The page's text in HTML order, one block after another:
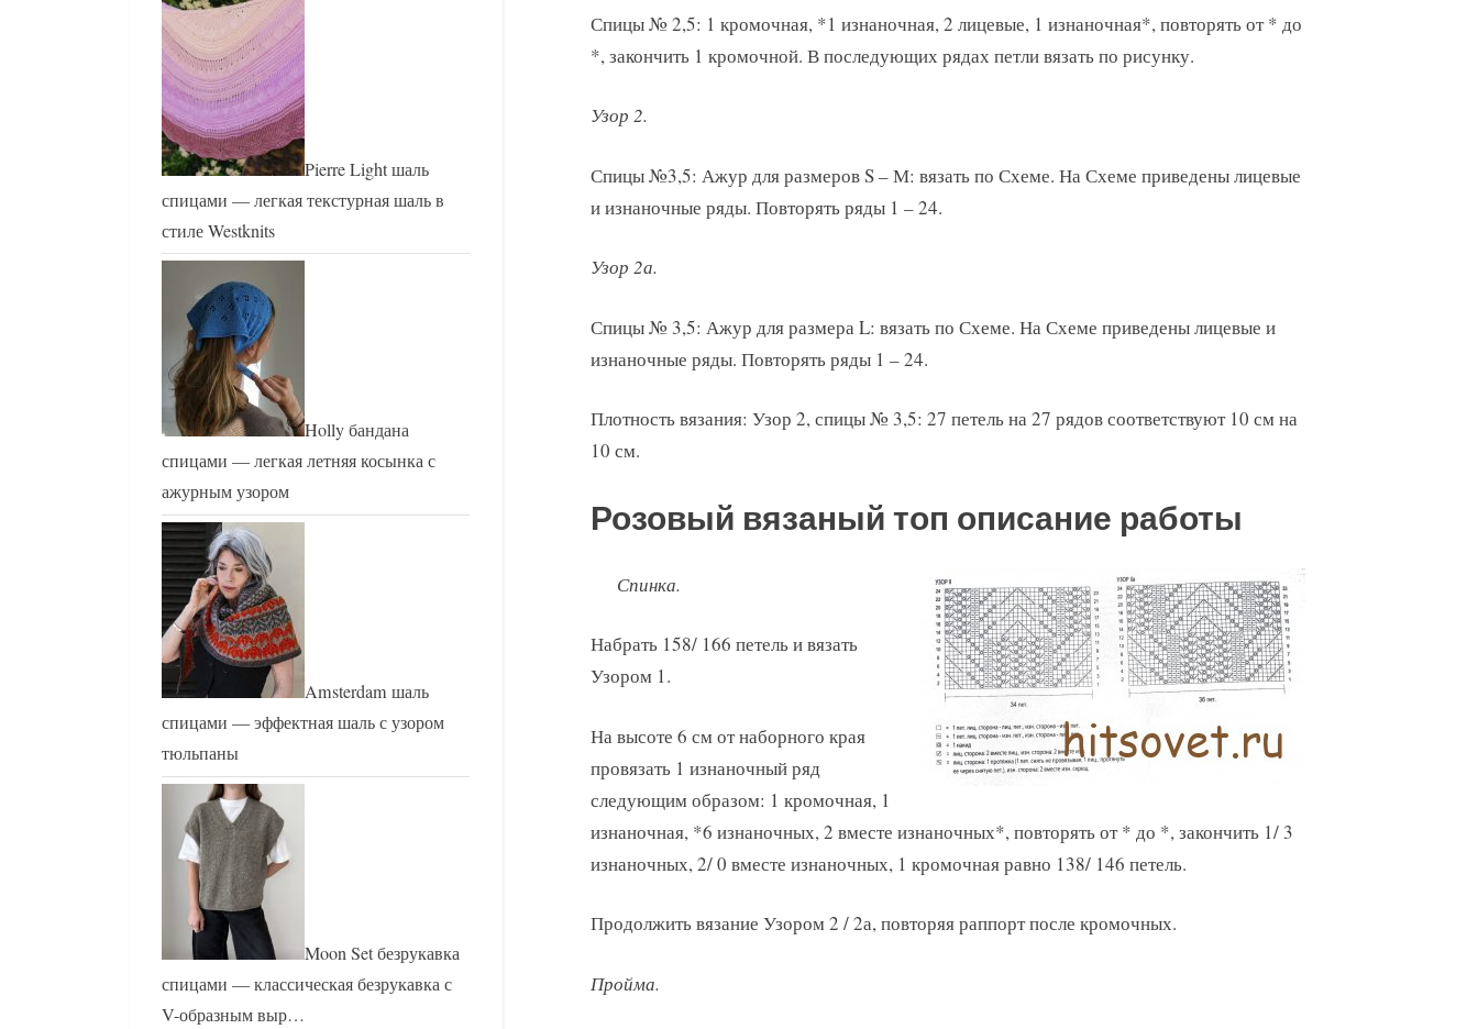
Спицы № 2,5: 1 кромочная, *1 изнаночная, 2 лицевые, 1 изнаночная*, повторять от * до
*, закончить 1 кромочной. В последующих рядах петли вязать по рисунку.
Узор 2.
Спицы №3,5: Ажур для размеров S – М: вязать по Схеме. На Схеме приведены лицевые
и изнаночные ряды. Повторять ряды 1 – 24.
Узор 2а.
Спицы № 3,5: Ажур для размера L: вязать по Схеме. На Схеме приведены лицевые и
изнаночные ряды. Повторять ряды 1 – 24.
Плотность вязания: Узор 2, спицы № 3,5: 27 петель на 27 рядов соответствуют 10 см на
10 см.
Розовый вязаный топ описание работы
Спинка.
Набрать 158/ 166 петель и вязать
Узором 1.
На высоте 6 см от наборного края
провязать 1 изнаночный ряд
следующим образом: 1 кромочная, 1
изнаночная, *6 изнаночных, 2 вместе изнаночных*, повторять от * до *, закончить 1/ 3
изнаночных, 2/ 0 вместе изнаночных, 1 кромочная равно 138/ 146 петель.
Продолжить вязание Узором 2 / 2а, повторяя раппорт после кромочных.
Пройма.
Pierre Light шаль
спицами — легкая текстурная шаль в
стиле Westknits
Holly бандана
спицами — легкая летняя косынка с
ажурным узором
Amsterdam шаль
спицами — эффектная шаль с узором
тюльпаны
Moon Set безрукавка
спицами — классическая безрукавка с
V-образным выр…